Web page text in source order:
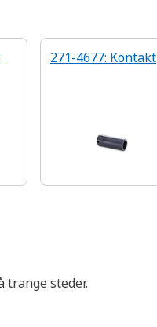
271-4677: Kontakt
steder.